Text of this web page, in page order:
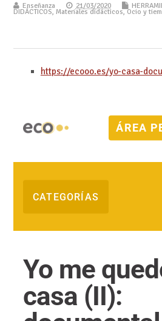
Enseñanza 21/03/2020
DIDÁCTICOS, Materiales didácticos,Ocio y
https://ecooo.es/yo-casa-